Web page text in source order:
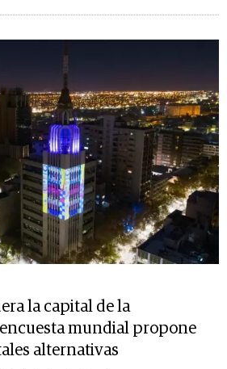
la capital de la
mundial propone
alternativas